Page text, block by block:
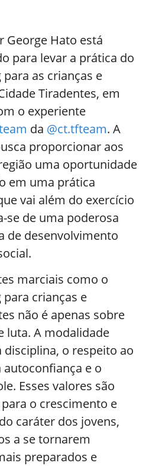
George Hato está
para levar a prática do
as crianças e
Tiradentes, em
o experiente
da @ct.tfteam. A
proporcionar aos
uma oportunidade
em uma prática
vai além do exercício
se de uma poderosa
de desenvolvimento
marciais como o
crianças e
não é apenas sobre
luta. A modalidade
disciplina, o respeito ao
e o
Esses valores são
o crescimento e
caráter dos jovens,
a se tornarem
preparados e